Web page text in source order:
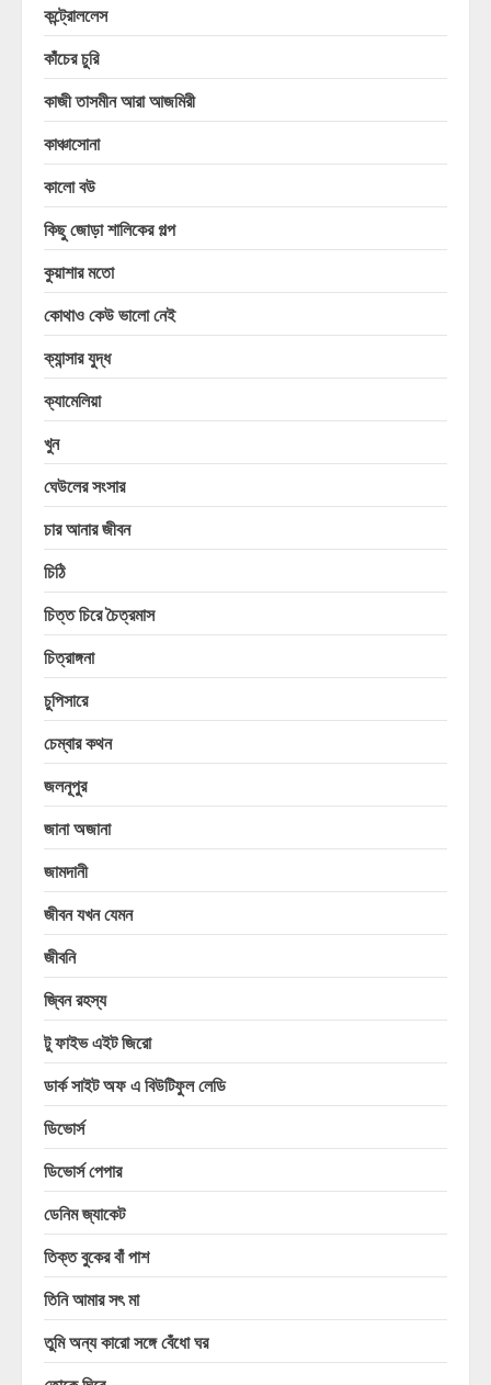
কন্ট্রোললেস
কাঁচের চুরি
কাজী তাসমীন আরা আজমিরী
কাঞ্চাসোনা
কালো বউ
কিছু জোড়া শালিকের গল্প
কুয়াশার মতো
কোথাও কেউ ভালো নেই
ক্যান্সার যুদ্ধ
ক্যামেলিয়া
খুন
ঘেউলের সংসার
চার আনার জীবন
চিঠি
চিত্ত চিরে চৈত্রমাস
চিত্রাঙ্গনা
চুপিসারে
চেম্বার কথন
জলনূপুর
জানা অজানা
জামদানী
জীবন যখন যেমন
জীবনি
জ্বিন রহস্য
টু ফাইভ এইট জিরো
ডার্ক সাইট অফ এ বিউটিফুল লেডি
ডিভোর্স
ডিভোর্স পেপার
ডেনিম জ্যাকেট
তিক্ত বুকের বাঁ পাশ
তিনি আমার সৎ মা
তুমি অন্য কারো সঙ্গে বেঁধো ঘর